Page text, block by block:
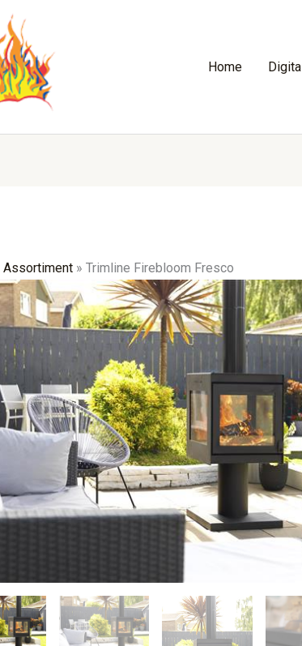
Home
Assortiment» Trimline Firebloom Fresco